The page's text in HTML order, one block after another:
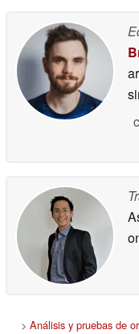
> Análisis y pruebas de